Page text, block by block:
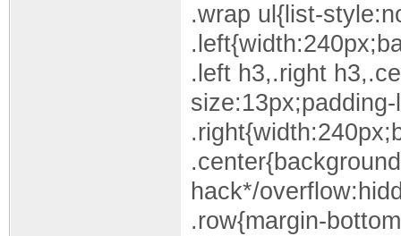
.wrap ul{list-
.left h3,.right
hack*/
.row{margin-